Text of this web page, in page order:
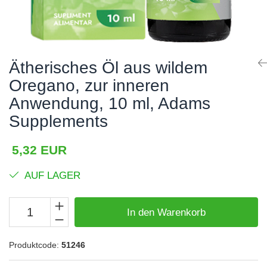
BCAA
L-Arginin
Zubehör
Shaker
Flakons
Sporttaschen
Proteinriegel
Haare, Haut und Nägel
Hepatobiliär
Hormonstörungen
Immunität
Knochensystem
Kreislaufsystem
Leberschutz
Leichte Verdauung
Migräne
Muskelkrämpfe
Nervensystem
Ätherisches Öl aus wildem
Oregano, zur inneren
Anwendung, 10 ml, Adams
Supplements
5,32 EUR
AUF LAGER
In den Warenkorb
Produktcode: 51246